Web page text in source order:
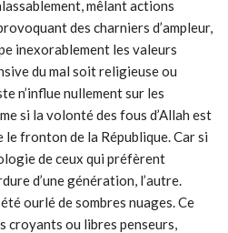
mêlant actions
des charniers d’ampleur,
inexorablement les valeurs
du mal soit religieuse ou
n’influe nullement sur les
si la volonté des fous d’Allah est
fronton de la République. Car si
de ceux qui préfèrent
d’une génération, l’autre.
ourlé de sombres nuages. Ce
croyants ou libres penseurs,